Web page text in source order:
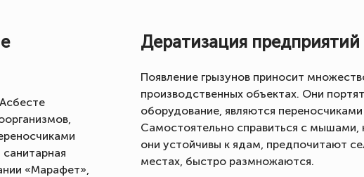
«Марафет»,
Дератизация предприятий
Появление грызунов приносит
производственных объектах. Они
оборудование, являются
Самостоятельно справиться с мышами,
они устойчивы к ядам, предпочитают
местах, быстро размножаются.